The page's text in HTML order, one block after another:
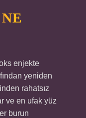
enjekte
yeniden
rahatsız
ve en ufak yüz
burun